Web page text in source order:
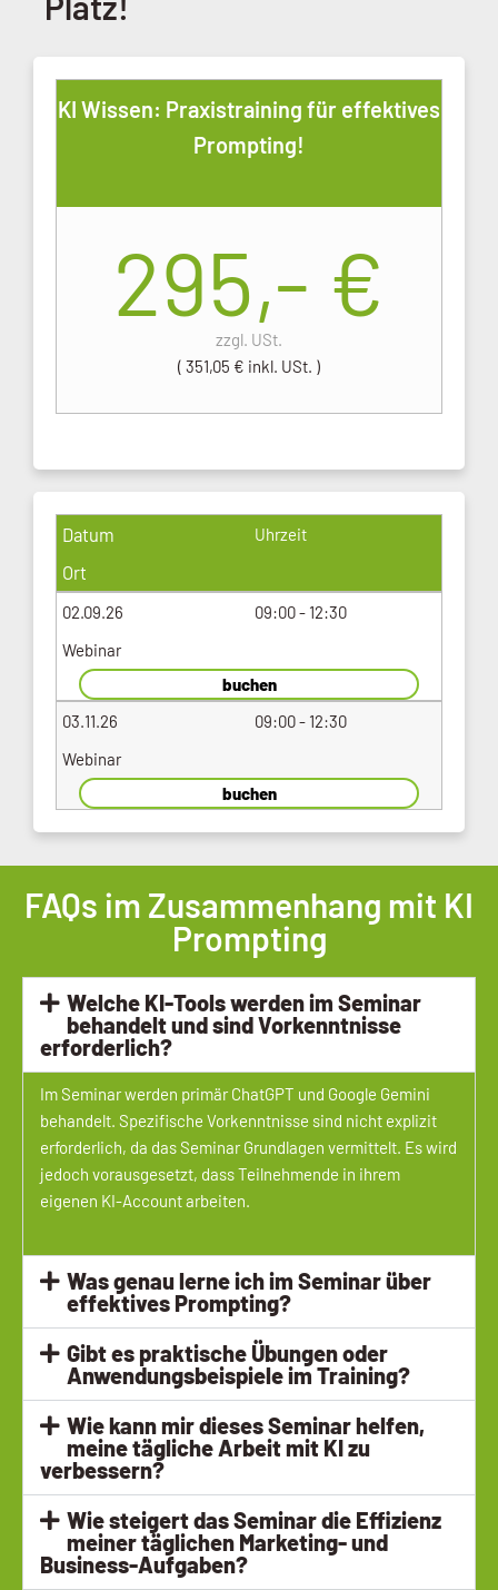
KI Wissen: Praxistraining für effektives
Prompting!
295,- €
zzgl. USt.
( 351,05 € inkl. USt. )
Datum Uhrzeit
Ort
02.09.26
09:00 - 12:30
Webinar
buchen
03.11.26
09:00 - 12:30
Webinar
buchen
FAQs im Zusammenhang mit KI
Prompting
Welche KI-Tools werden im Seminar
behandelt und sind Vorkenntnisse
erforderlich?
Im Seminar werden primär ChatGPT und Google Gemini
behandelt. Spezifische Vorkenntnisse sind nicht explizit
erforderlich, da das Seminar Grundlagen vermittelt. Es wird
jedoch vorausgesetzt, dass Teilnehmende in ihrem
eigenen KI-Account arbeiten.
Was genau lerne ich im Seminar über
effektives Prompting?
Gibt es praktische Übungen oder
Anwendungsbeispiele im Training?
Wie kann mir dieses Seminar helfen,
meine tägliche Arbeit mit KI zu
verbessern?
Wie steigert das Seminar die Effizienz
meiner täglichen Marketing- und
Business-Aufgaben?